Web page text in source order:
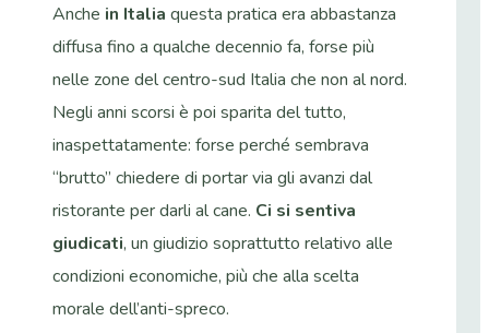
Anche in Italia questa pratica era abbastanza
diffusa fino a qualche decennio fa, forse più
nelle zone del centro-sud Italia che non al nord.
Negli anni scorsi è poi sparita del tutto,
inaspettatamente: forse perché sembrava
“brutto” chiedere di portar via gli avanzi dal
ristorante per darli al cane. Ci si sentiva
giudicati, un giudizio soprattutto relativo alle
condizioni economiche, più che alla scelta
morale dell’anti-spreco.